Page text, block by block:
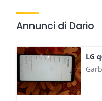
Annunci di Dario
LG